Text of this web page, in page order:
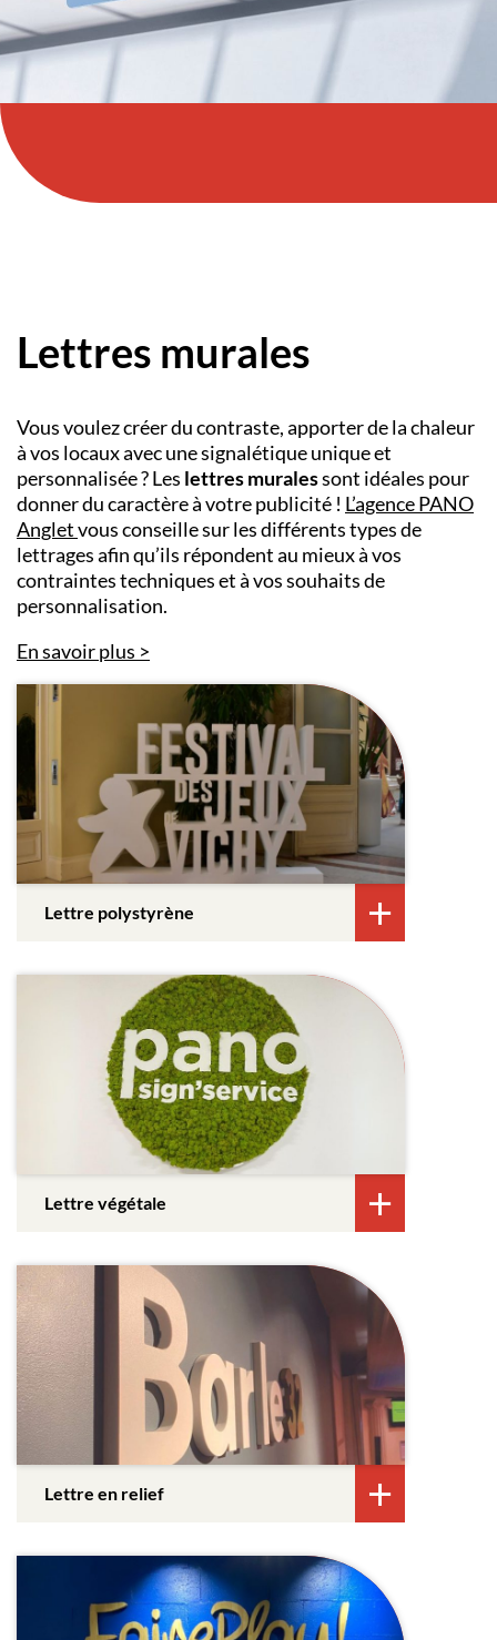
Lettres murales
Vous voulez créer du contraste, apporter de la chaleur
à vos locaux avec une signalétique unique et
personnalisée ? Les lettres muralessont idéales pour
donner du caractère à votre publicité ! L’agence PANO
Angletvous conseille sur les différents types de
lettrages afin qu’ils répondent au mieux à vos
contraintes techniques et à vos souhaits de
personnalisation.
En savoir plus
Lettre polystyrène
Lettre végétale
Lettre en relief